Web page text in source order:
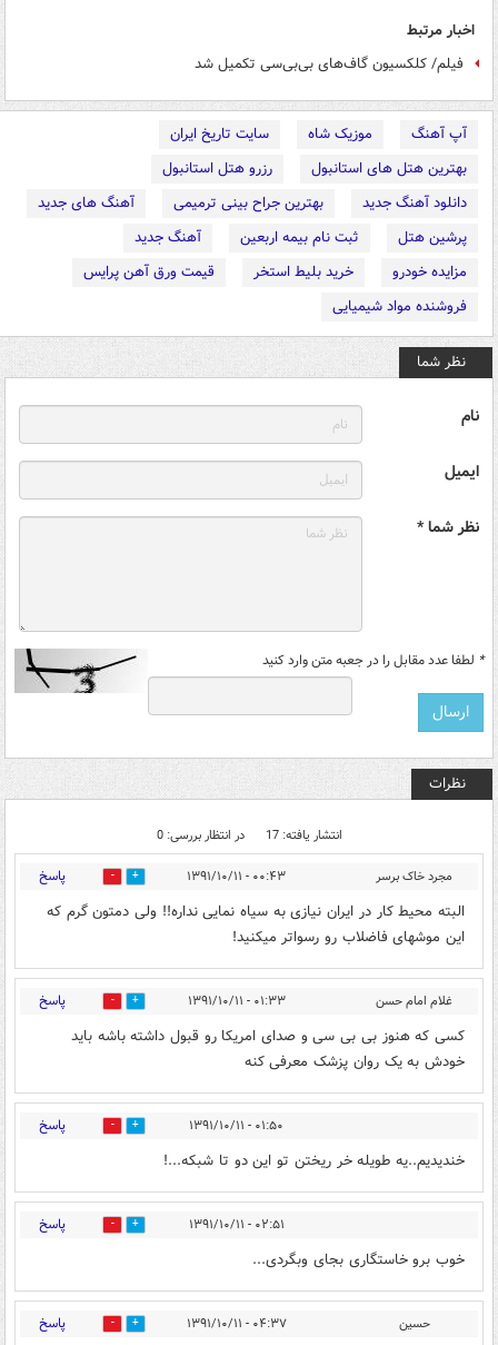
اخبار مرتبط
فیلم/ کلکسیون گاف‌های بی‌بی‌سی تکمیل شد
آپ آهنگ موزیک شاه
سایت تاریخ ایران
بهترین هتل های استانبول
رزرو هتل استانبول
دانلود آهنگ جدید
بهترین جراح بینی ترمیمی
آهنگ های جدید
پرشین هتل
ثبت نام بیمه اربعین
آهنگ جدید
مزایده خودرو
خرید بلیط استخر
قیمت ورق آهن پرایس
فروشنده مواد شیمیایی
نظر شما
نام
ایمیل
نظر شما *
* لطفا عدد مقابل را در جعبه متن وارد کنید
نظرات
انتشار یافته: 17 در انتظار بررسی: 0
مجرد خاک برسر ۰۰:۴۳ - ۱۳۹۱/۱۰/۱۱ 0 پاسخ
البته محیط کار در ایران نیازی به سیاه نمایی نداره!! ولی دمتون گرم که
این موشهای فاضلاب رو رسواتر میکنید!
غلام امام حسن ۰۱:۳۳ - ۱۳۹۱/۱۰/۱۱ 0 پاسخ
کسی که هنوز بی بی سی و صدای امریکا رو قبول داشته باشه باید
خودش به یک روان پزشک معرفی کنه
۰۱:۵۰ - ۱۳۹۱/۱۰/۱۱ 0 پاسخ
خندیدیم..یه طویله خر ریختن تو این دو تا شبکه...!
۰۲:۵۱ - ۱۳۹۱/۱۰/۱۱ 0 پاسخ
خوب برو خاستگاری بجای وبگردی...
حسین ۰۴:۳۷ - ۱۳۹۱/۱۰/۱۱ 0 پاسخ